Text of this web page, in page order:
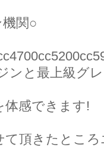
関○
ンと最上級グ
体感できます!
て頂きたとこ